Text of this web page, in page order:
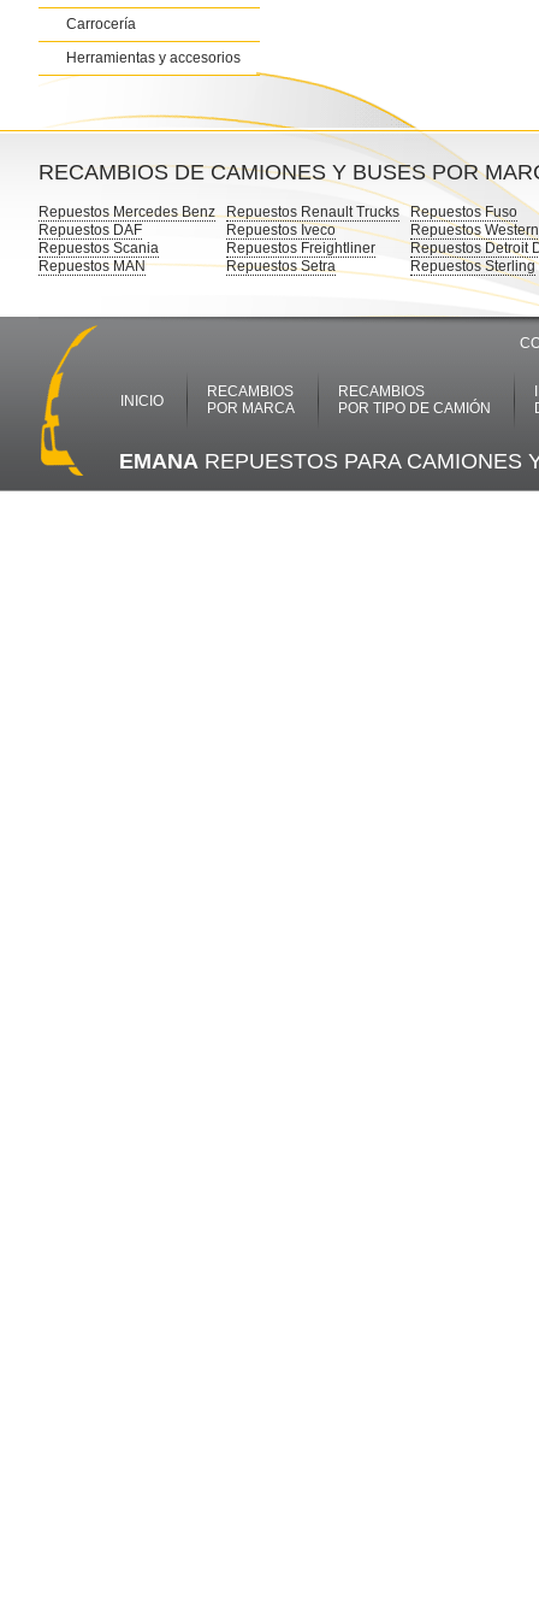
Carrocería
Herramientas y accesorios
RECAMBIOS DE CAMIONES Y BUSES POR
Repuestos Mercedes Benz
Repuestos DAF
Repuestos Scania
Repuestos MAN
Repuestos Renault Trucks
Repuestos Iveco
Repuestos Freightliner
Repuestos Setra
Repuestos Fuso
Repuestos
Repuestos Detroit
Repuestos Sterling
INICIO
RECAMBIOS
POR MARCA
RECAMBIOS
POR TIPO DE CAMIÓN
EMANA REPUESTOS PARA CAMIONES